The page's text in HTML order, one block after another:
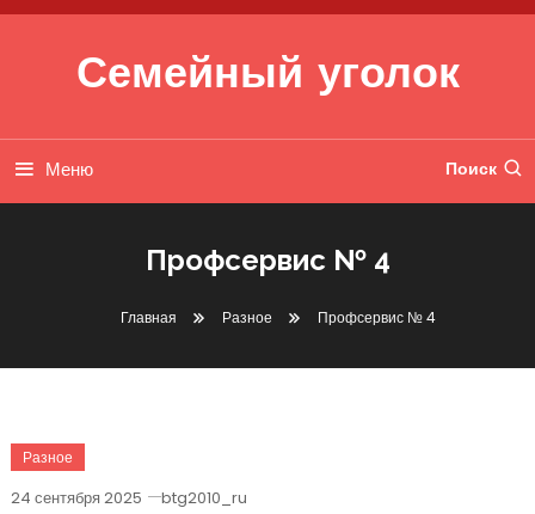
Перейти к содержимому
Семейный уголок
Меню Поиск
Профсервис № 4
Главная Разное Профсервис № 4
Разное
24 сентября 2025 btg2010_ru